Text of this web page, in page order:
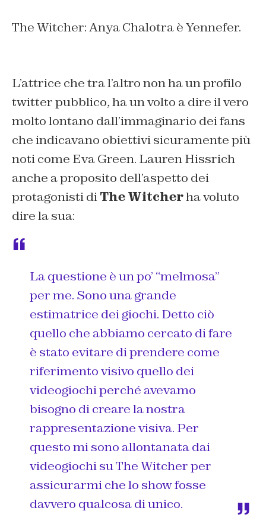
The Witcher: Anya Chalotra è Yennefer.
L’attrice che tra l’altro non ha un profilo
twitter pubblico, ha un volto a dire il vero
molto lontano dall’immaginario dei fans
che indicavano obiettivi sicuramente più
noti come Eva Green. Lauren Hissrich
anche a proposito dell’aspetto dei
protagonisti diThe Witcherha voluto
dire la sua:
La questione è un po’ “melmosa”
per me. Sono una grande
estimatrice dei giochi. Detto ciò
quello che abbiamo cercato di fare
è stato evitare di prendere come
riferimento visivo quello dei
videogiochi perché avevamo
bisogno di creare la nostra
rappresentazione visiva. Per
questo mi sono allontanata dai
videogiochi su The Witcher per
assicurarmi che lo show fosse
davvero qualcosa di unico.